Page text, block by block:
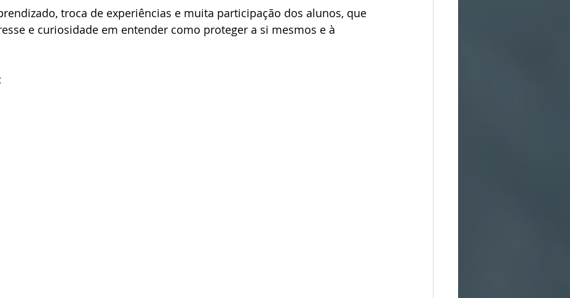
troca de experiências e muita participação dos alunos, que
e curiosidade em entender como proteger a si mesmos e à